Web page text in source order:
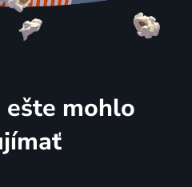
ešte mohlo